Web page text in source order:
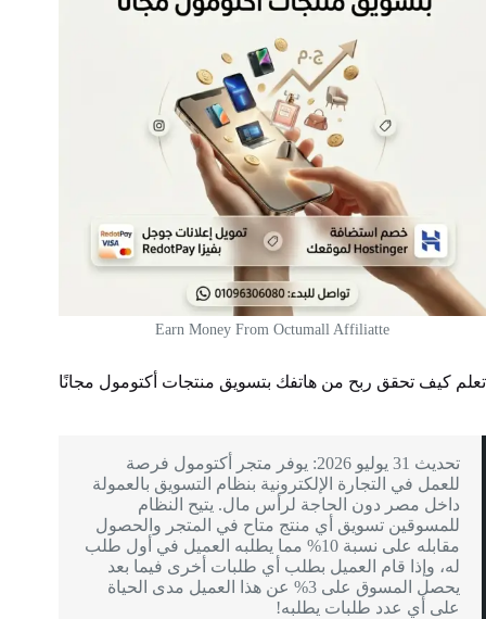
Earn Money From Octumall Affiliatte
تعلم كيف تحقق ربح من هاتفك بتسويق منتجات أكتومول مجانًا
تحديث 31 يوليو 2026: يوفر متجر أكتومول فرصة
للعمل في التجارة الإلكترونية بنظام التسويق بالعمولة
داخل مصر دون الحاجة لرأس مال. يتيح النظام
للمسوقين تسويق أي منتج متاح في المتجر والحصول
مقابله على نسبة 10% مما يطلبه العميل في أول طلب
له، وإذا قام العميل بطلب أي طلبات أخرى فيما بعد
يحصل المسوق على 3% عن هذا العميل مدى الحياة
على أي عدد طلبات يطلبه!